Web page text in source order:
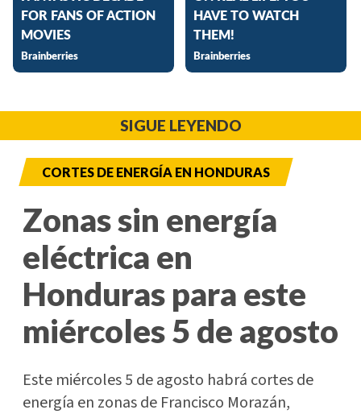
SIGUE LEYENDO
CORTES DE ENERGÍA EN HONDURAS
Zonas sin energía
eléctrica en
Honduras para este
miércoles 5 de agosto
Este miércoles 5 de agosto habrá cortes de
energía en zonas de Francisco Morazán,